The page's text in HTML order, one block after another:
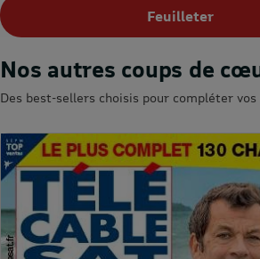
Feuilleter
Nos autres coups de
Des best-sellers choisis pour compléter